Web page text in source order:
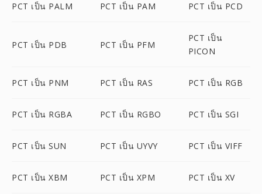
PCT เป็น PALM PCT เป็น PAM PCT เป็น PCD
PCT เป็น PDB PCT เป็น PFM
PCT เป็น
PICON
PCT เป็น PNM PCT เป็น RAS PCT เป็น RGB
PCT เป็น RGBA PCT เป็น RGBO PCT เป็น SGI
PCT เป็น SUN PCT เป็น UYVY PCT เป็น VIFF
PCT เป็น XBM PCT เป็น XPM PCT เป็น XV